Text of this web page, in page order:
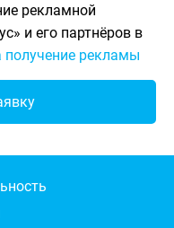
рекламной
и его партнёров в
получение рекламы